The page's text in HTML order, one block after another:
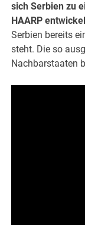
sich Serbien zu
HAARP
Serbien bereits
steht. Die so
Nachbarstaaten